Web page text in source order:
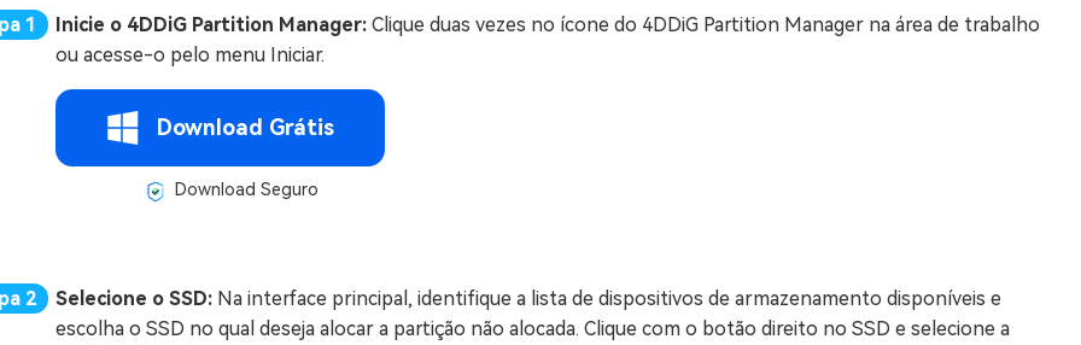
Inicie o 4DDiG Partition Manager: Clique duas vezes no ícone do 4DDiG Partition Manager na área de trabalho
ou acesse-o pelo menu Iniciar.
Download Grátis
Download Seguro
Selecione o SSD: Na interface principal, identifique a lista de dispositivos de armazenamento disponíveis e
escolha o SSD no qual deseja alocar a partição não alocada. Clique com o botão direito no SSD e selecione a